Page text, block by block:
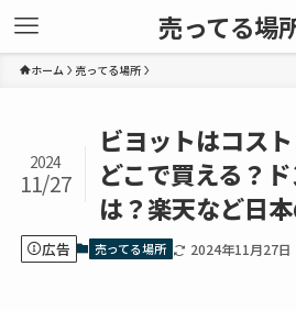
売ってる場
ホーム 売ってる場所
ビヨットはコス
どこで買える？
は？楽天など日
2024
11/27
広告 売ってる場所 2024年11月27日